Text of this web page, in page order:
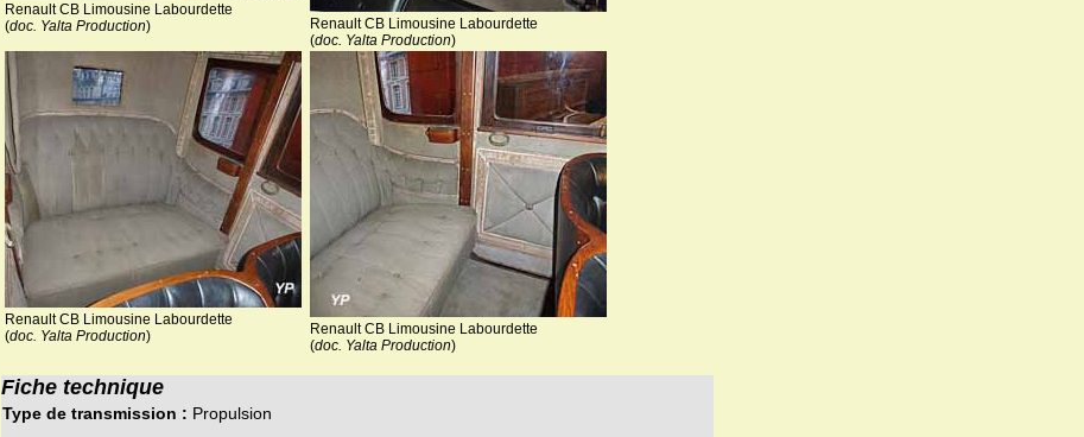
Renault CB Limousine Labourdette
(doc. Yalta Production)
Renault CB Limousine Labourdette
(doc. Yalta Production)
Renault CB Limousine Labourdette
(doc. Yalta Production)
Renault CB Limousine Labourdette
(doc. Yalta Production)
Fiche technique
Type de transmission : Propulsion